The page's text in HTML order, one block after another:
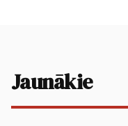
Jaunākie